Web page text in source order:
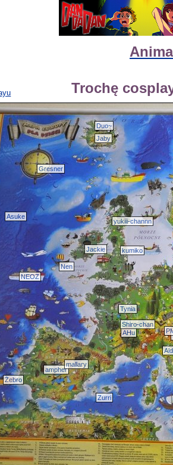
Trochę
AHu
ampher
Asuke
Duo~
Gresner
Jaby
Jackie kumiko
mallary
Nen
NEOZ
Shiro-chan
Tynia
yukiii-channn
Żebro
Zurri